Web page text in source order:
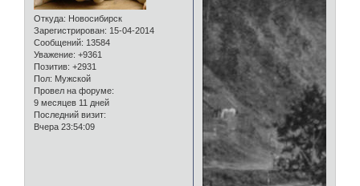
Откуда: Новосибирск
Зарегистрирован: 15-04-2014
Сообщений: 13584
Уважение: +9361
Позитив: +2931
Пол: Мужской
Провел на форуме:
9 месяцев 11 дней
Последний визит:
Вчера 23:54:09